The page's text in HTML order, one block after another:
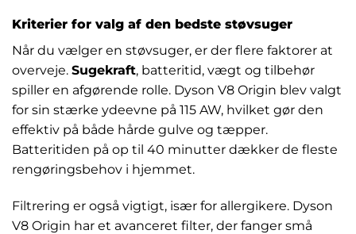
Kriterier for valg af den bedste støvsuger
Når du vælger en støvsuger, er der flere faktorer at
overveje. Sugekraft, batteritid, vægt og tilbehør
spiller en afgørende rolle. Dyson V8 Origin blev valgt
for sin stærke ydeevne på 115 AW, hvilket gør den
effektiv på både hårde gulve og tæpper.
Batteritiden på op til 40 minutter dækker de fleste
rengøringsbehov i hjemmet.
Filtrering er også vigtigt, især for allergikere. Dyson
V8 Origin har et avanceret filter, der fanger små